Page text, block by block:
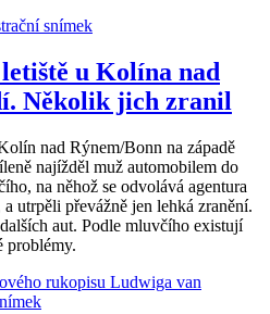
u Kolína nad
Několik jich zranil
nad Rýnem/Bonn na západě
najížděl muž automobilem do
na něhož se odvolává agentura
utrpěli převážně jen lehká zranění.
aut. Podle mluvčího existují
problémy.